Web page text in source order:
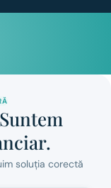
soluția corectă